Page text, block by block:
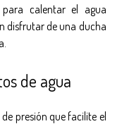
para calentar el agua
disfrutar de una ducha
de agua
presión que facilite el